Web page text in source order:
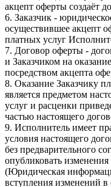
акцепт оферты создаёт
6. Заказчик -
осуществившее акцепт
платных услуг
7. Договор оферты -
и Заказчиком на
посредством акцепта
8. Оказание Заказчику
является предметом
услуг и расценки
частью настоящего
9. Исполнитель имеет
условия настоящего
без предварительного
опубликовать изменения
(Юридическая
вступления изменений в